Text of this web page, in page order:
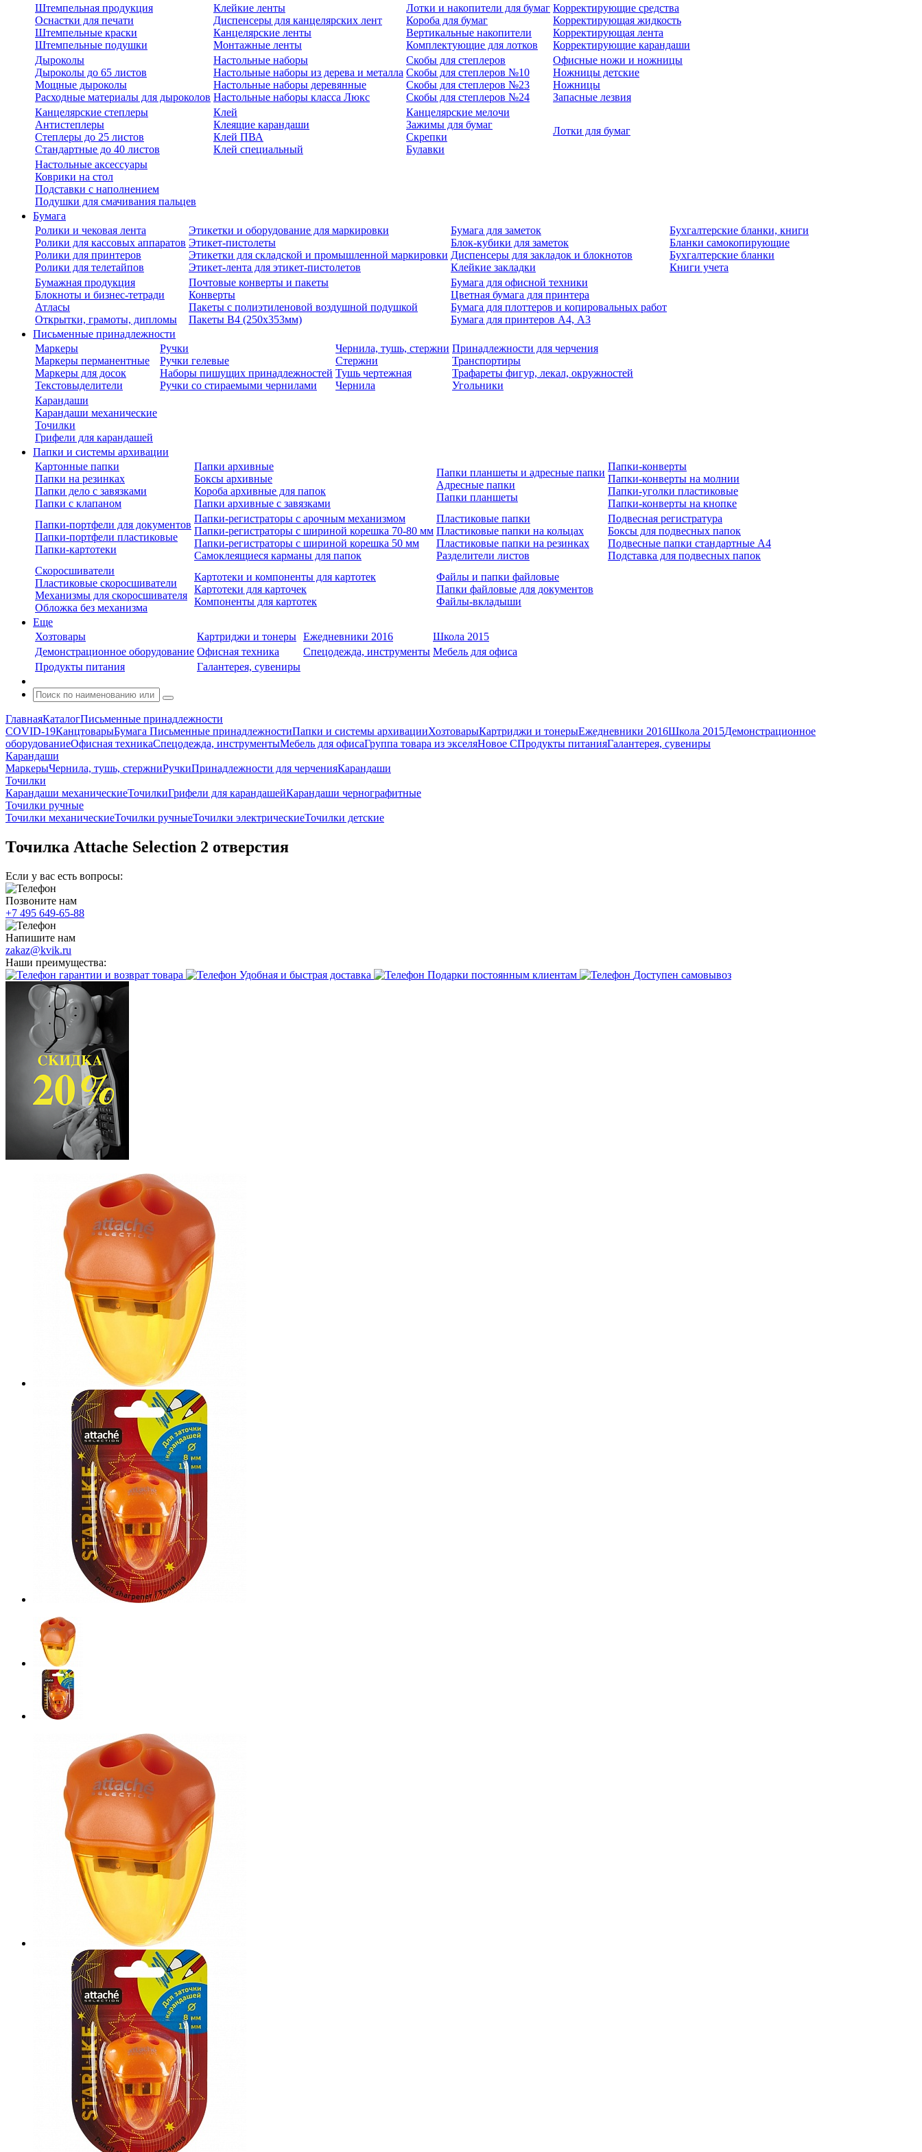
Штемпельная продукция
Оснастки для печати
Штемпельные краски
Штемпельные подушки
Клейкие ленты
Диспенсеры для канцелярских лент
Канцелярские ленты
Монтажные ленты
Лотки и накопители для бумаг
Короба для бумаг
Вертикальные накопители
Комплектующие для лотков
Корректирующие средства
Корректирующая жидкость
Корректирующая лента
Корректирующие карандаши
Дыроколы
Дыроколы до 65 листов
Мощные дыроколы
Расходные материалы для дыроколов
Настольные наборы
Настольные наборы из дерева и металла
Настольные наборы деревянные
Настольные наборы класса Люкс
Скобы для степлеров
Скобы для степлеров №10
Скобы для степлеров №23
Скобы для степлеров №24
Офисные ножи и ножницы
Ножницы детские
Ножницы
Запасные лезвия
Канцелярские степлеры
Антистеплеры
Степлеры до 25 листов
Стандартные до 40 листов
Клей
Клеящие карандаши
Клей ПВА
Клей специальный
Канцелярские мелочи
Зажимы для бумаг
Скрепки
Булавки
Лотки для бумаг
Настольные аксессуары
Коврики на стол
Подставки с наполнением
Подушки для смачивания пальцев
Бумага
Ролики и чековая лента
Ролики для кассовых аппаратов
Ролики для принтеров
Ролики для телетайпов
Этикетки и оборудование для маркировки
Этикет-пистолеты
Этикетки для складской и промышленной маркировки
Этикет-лента для этикет-пистолетов
Бумага для заметок
Блок-кубики для заметок
Диспенсеры для закладок и блокнотов
Клейкие закладки
Бухгалтерские бланки, книги
Бланки самокопирующие
Бухгалтерские бланки
Книги учета
Бумажная продукция
Блокноты и бизнес-тетради
Атласы
Открытки, грамоты, дипломы
Почтовые конверты и пакеты
Конверты
Пакеты с полиэтиленовой воздушной подушкой
Пакеты В4 (250х353мм)
Бумага для офисной техники
Цветная бумага для принтера
Бумага для плоттеров и копировальных работ
Бумага для принтеров А4, А3
Письменные принадлежности
Маркеры
Маркеры перманентные
Маркеры для досок
Текстовыделители
Ручки
Ручки гелевые
Наборы пишущих принадлежностей
Ручки со стираемыми чернилами
Чернила, тушь, стержни
Стержни
Тушь чертежная
Чернила
Принадлежности для черчения
Транспортиры
Трафареты фигур, лекал, окружностей
Угольники
Карандаши
Карандаши механические
Точилки
Грифели для карандашей
Папки и системы архивации
Картонные папки
Папки на резинках
Папки дело с завязками
Папки с клапаном
Папки архивные
Боксы архивные
Короба архивные для папок
Папки архивные с завязками
Папки планшеты и адресные папки
Адресные папки
Папки планшеты
Папки-конверты
Папки-конверты на молнии
Папки-уголки пластиковые
Папки-конверты на кнопке
Папки-портфели для документов
Папки-портфели пластиковые
Папки-картотеки
Папки-регистраторы с арочным механизмом
Папки-регистраторы с шириной корешка 70-80 мм
Папки-регистраторы с шириной корешка 50 мм
Самоклеящиеся карманы для папок
Пластиковые папки
Пластиковые папки на кольцах
Пластиковые папки на резинках
Разделители листов
Подвесная регистратура
Боксы для подвесных папок
Подвесные папки стандартные А4
Подставка для подвесных папок
Скоросшиватели
Пластиковые скоросшиватели
Механизмы для скоросшивателя
Обложка без механизма
Картотеки и компоненты для картотек
Картотеки для карточек
Компоненты для картотек
Файлы и папки файловые
Папки файловые для документов
Файлы-вкладыши
Еще
Хозтовары
Картриджи и тонеры Ежедневники 2016
Школа 2015
Демонстрационное оборудование Офисная техника Спецодежда, инструменты Мебель для офиса
Продукты питания
Галантерея, сувениры
ГлавнаяКаталогПисьменные принадлежности
COVID-19КанцтоварыБумага Письменные принадлежностиПапки и системы архивацииХозтоварыКартриджи и тонерыЕжедневники 2016Школа 2015Демонстрационное
оборудованиеОфисная техникаСпецодежда, инструментыМебель для офисаГруппа товара из экселяНовое СПродукты питанияГалантерея, сувениры
Карандаши
МаркерыЧернила, тушь, стержниРучкиПринадлежности для черченияКарандаши
Точилки
Карандаши механическиеТочилкиГрифели для карандашейКарандаши чернографитные
Точилки ручные
Точилки механическиеТочилки ручныеТочилки электрическиеТочилки детские
Точилка Attache Selection 2 отверстия
Если у вас есть вопросы:
Позвоните нам
+7 495 649-65-88
Напишите нам
zakaz@kvik.ru
Наши преимущества:
гарантии и возврат товара
Удобная и быстрая доставка Подарки постоянным клиентам Доступен самовывоз